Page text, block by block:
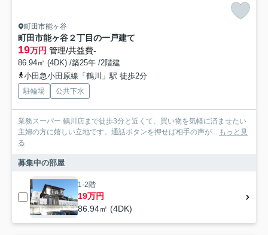
町田市能ヶ谷
町田市能ヶ谷２丁目の一戸建て
19万円 管理/共益費-
86.94㎡ (4DK) /築25年 /2階建
小田急小田原線「鶴川」駅 徒歩2分
駐輪場 公共下水
業務スーパー 鶴川店まで徒歩3分と近くて、買い物を気軽に済ませたい
主婦の方に嬉しい立地です。通話ボタンを押せば相手の声が... もっと見
る
募集中の部屋
1-2階
19万円
86.94㎡ (4DK)